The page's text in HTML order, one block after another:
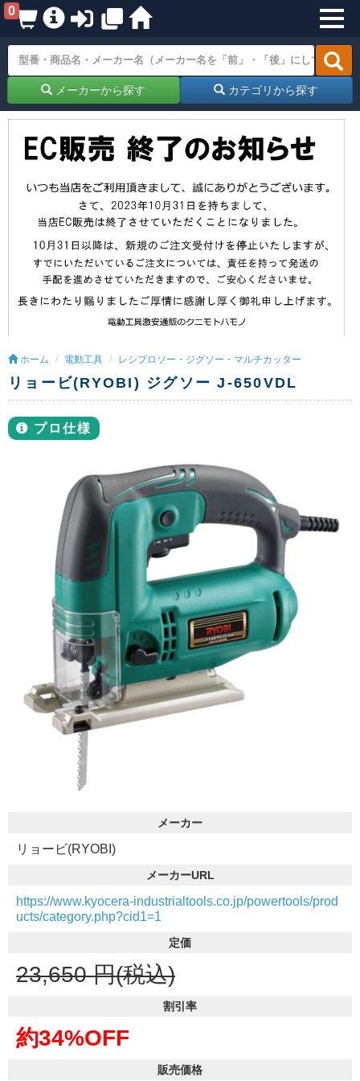
0
メーカーから探す カテゴリから探す
ホーム 電動工具 レシプロソー・ジグソー・マルチカッター
リョービ(RYOBI) ジグソー J-650VDL
プロ仕様
メーカー
リョービ(RYOBI)
メーカーURL
https://www.kyocera-industrialtools.co.jp/powertools/prod
ucts/category.php?cid1=1
定価
23,650 円(税込)
割引率
約34%OFF
販売価格